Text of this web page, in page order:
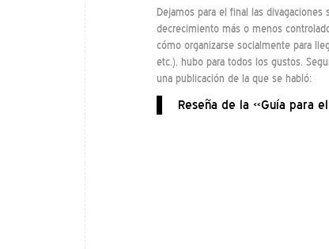
Dejamos para el final las
decrecimiento más o menos
cómo organizarse socialmente para
etc.), hubo para todos los gustos.
una publicación de la que se habló:
Reseña de la «Guía para